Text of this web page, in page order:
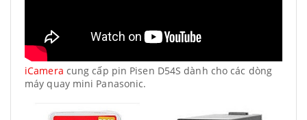
iCamera cung cấp pin Pisen D54S dành cho các dòng
máy quay mini Panasonic.